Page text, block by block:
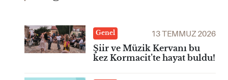
Genel
13 TEMMUZ 2026
Şiir ve Müzik Kervanı bu
kez Kormacit’te hayat buldu!